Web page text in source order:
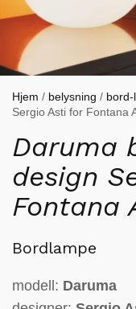
Hjem / belysning /
Sergio Asti for Fontana
Daruma
design
Fontana
Bordlampe
modell: Daruma